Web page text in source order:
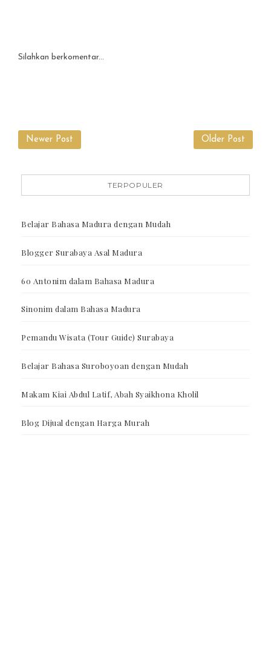
Silahkan berkomentar...
Newer Post Older Post
TERPOPULER
Belajar Bahasa Madura dengan Mudah
Blogger Surabaya Asal Madura
60 Antonim dalam Bahasa Madura
Sinonim dalam Bahasa Madura
Pemandu Wisata (Tour Guide) Surabaya
Belajar Bahasa Suroboyoan dengan Mudah
Makam Kiai Abdul Latif, Abah Syaikhona Kholil
Blog Dijual dengan Harga Murah